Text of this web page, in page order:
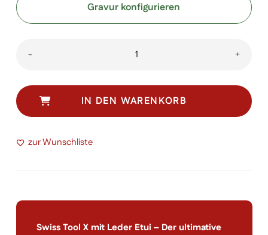
Gravur konfigurieren
-
X
mit
Leder
+
IN DEN WARENKORB
zur Wunschliste
Swiss Tool X mit Leder Etui – Der ultimative